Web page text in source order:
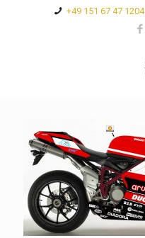
+49 151 67 47 1204